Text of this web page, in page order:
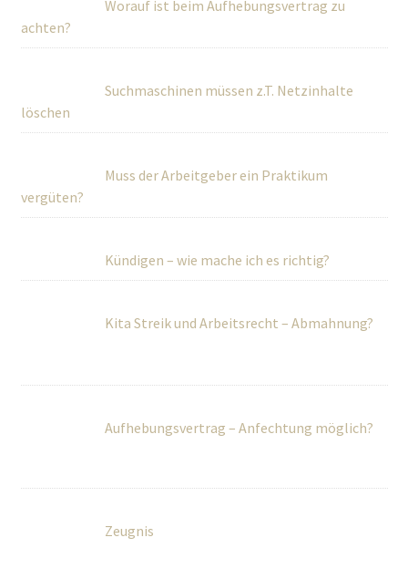
Worauf ist beim Aufhebungsvertrag zu
achten?
Suchmaschinen müssen z.T. Netzinhalte
löschen
Muss der Arbeitgeber ein Praktikum
vergüten?
Kündigen – wie mache ich es richtig?
Kita Streik und Arbeitsrecht – Abmahnung?
Aufhebungsvertrag – Anfechtung möglich?